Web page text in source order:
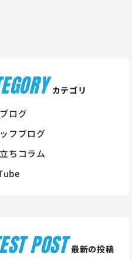
カテゴリ
ログ
フブログ
ちコラム
POST 最新の投稿